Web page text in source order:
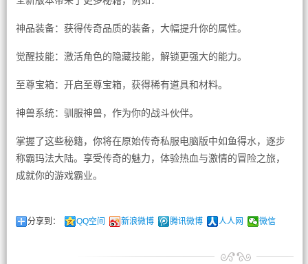
神品装备：获得传奇品质的装备，大幅提升你的属性。
觉醒技能：激活角色的隐藏技能，解锁更强大的能力。
至尊宝箱：开启至尊宝箱，获得稀有道具和材料。
神兽系统：驯服神兽，作为你的战斗伙伴。
掌握了这些秘籍，你将在原始传奇私服电脑版中如鱼得水，逐步
称霸玛法大陆。享受传奇的魅力，体验热血与激情的冒险之旅，
成就你的游戏霸业。
分享到： QQ空间 新浪微博 腾讯微博 人人网 微信